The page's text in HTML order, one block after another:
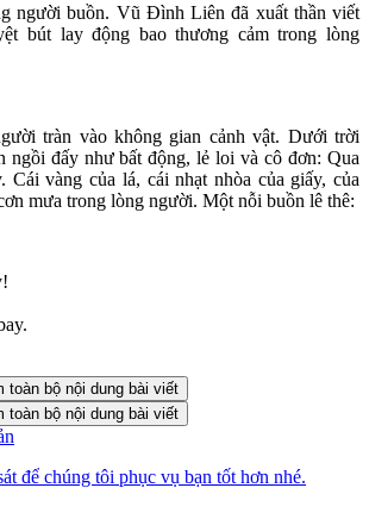
người buồn. Vũ Đình Liên đã xuất thần viết
bút lay động bao thương cảm trong lòng
tràn vào không gian cảnh vật. Dưới trời
ngồi đấy như bất động, lẻ loi và cô đơn: Qua
Cái vàng của lá, cái nhạt nhòa của giấy, của
mưa trong lòng người. Một nỗi buồn lê thê:
toàn bộ nội dung bài viết
toàn bộ nội dung bài viết
để chúng tôi phục vụ bạn tốt hơn nhé.